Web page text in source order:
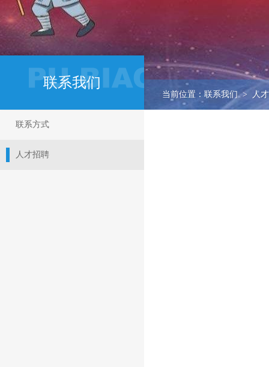
联系我们
当前位置：联系我们 > 人
联系方式
人才招聘